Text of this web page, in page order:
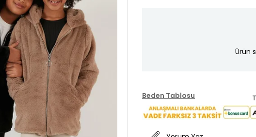
Ürün
Beden Tablosu